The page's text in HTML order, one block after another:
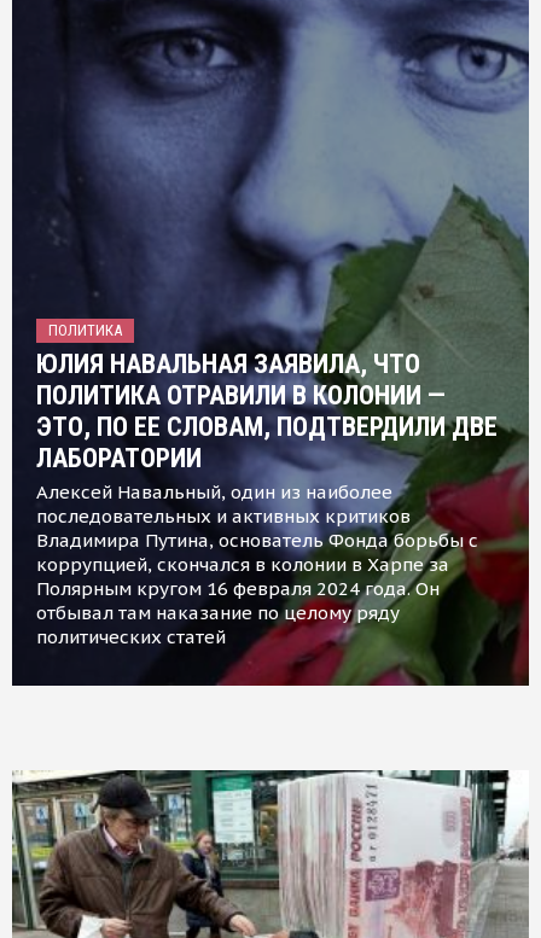
ПОЛИТИКА
ЮЛИЯ НАВАЛЬНАЯ ЗАЯВИЛА, ЧТО
ПОЛИТИКА ОТРАВИЛИ В КОЛОНИИ —
ЭТО, ПО ЕЕ СЛОВАМ, ПОДТВЕРДИЛИ ДВЕ
ЛАБОРАТОРИИ
Алексей Навальный, один из наиболее
последовательных и активных критиков
Владимира Путина, основатель Фонда борьбы с
коррупцией, скончался в колонии в Харпе за
Полярным кругом 16 февраля 2024 года. Он
отбывал там наказание по целому ряду
политических статей